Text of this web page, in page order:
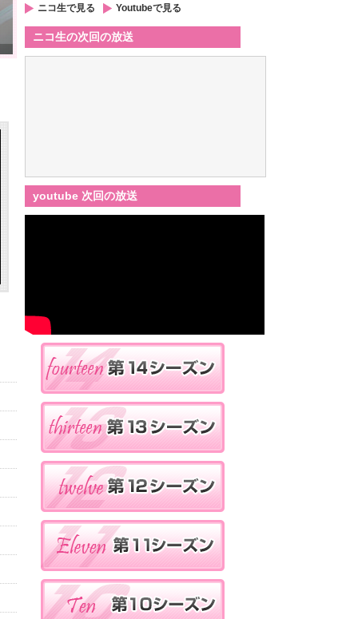
ニコ生で見る Youtubeで見る
ニコ生の次回の放送
youtube 次回の放送